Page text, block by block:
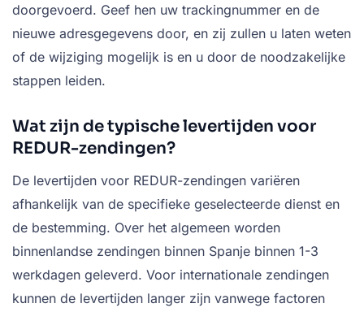
doorgevoerd. Geef hen uw trackingnummer en de
nieuwe adresgegevens door, en zij zullen u laten weten
of de wijziging mogelijk is en u door de noodzakelijke
stappen leiden.
Wat zijn de typische levertijden voor
REDUR-zendingen?
De levertijden voor REDUR-zendingen variëren
afhankelijk van de specifieke geselecteerde dienst en
de bestemming. Over het algemeen worden
binnenlandse zendingen binnen Spanje binnen 1-3
werkdagen geleverd. Voor internationale zendingen
kunnen de levertijden langer zijn vanwege factoren